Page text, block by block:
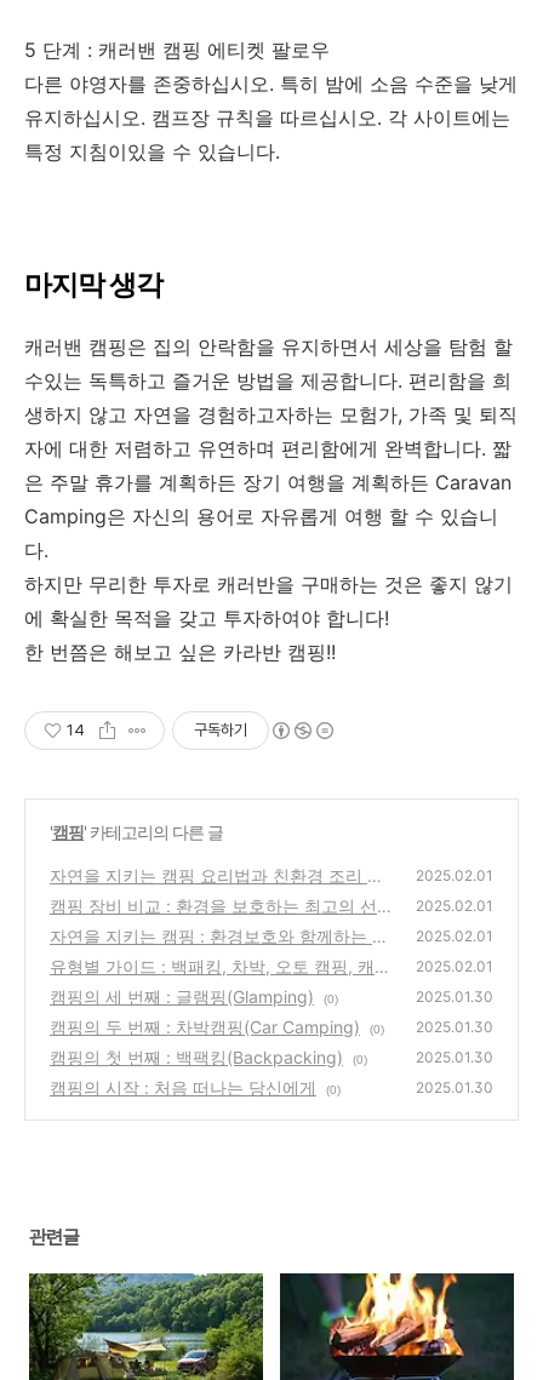
5 단계 : 캐러밴 캠핑 에티켓 팔로우
다른 야영자를 존중하십시오. 특히 밤에 소음 수준을 낮게
유지하십시오. 캠프장 규칙을 따르십시오. 각 사이트에는
특정 지침이있을 수 있습니다.
마지막 생각
캐러밴 캠핑은 집의 안락함을 유지하면서 세상을 탐험 할
수있는 독특하고 즐거운 방법을 제공합니다. 편리함을 희
생하지 않고 자연을 경험하고자하는 모험가, 가족 및 퇴직
자에 대한 저렴하고 유연하며 편리함에게 완벽합니다. 짧
은 주말 휴가를 계획하든 장기 여행을 계획하든 Caravan
Camping은 자신의 용어로 자유롭게 여행 할 수 있습니
다.
하지만 무리한 투자로 캐러반을 구매하는 것은 좋지 않기
에 확실한 목적을 갖고 투자하여야 합니다!
한 번쯤은 해보고 싶은 카라반 캠핑!!
14 구독하기
'캠핑' 카테고리의 다른 글
자연을 지키는 캠핑 요리법과 친환경 조리 도
구
(0)
2025.02.01
캠핑 장비 비교 : 환경을 보호하는 최고의 선택
(0)
2025.02.01
자연을 지키는 캠핑 : 환경보호와 함께하는 친
환경 캠핑
(0)
2025.02.01
유형별 가이드 : 백패킹, 차박, 오토 캠핑, 캐러
반 캠핑 차이와 선택
(0)
2025.02.01
캠핑의 세 번째 : 글램핑(Glamping) (0) 2025.01.30
캠핑의 두 번째 : 차박캠핑(Car Camping) (0) 2025.01.30
캠핑의 첫 번째 : 백팩킹(Backpacking) (0) 2025.01.30
캠핑의 시작 : 처음 떠나는 당신에게 (0) 2025.01.30
관련글